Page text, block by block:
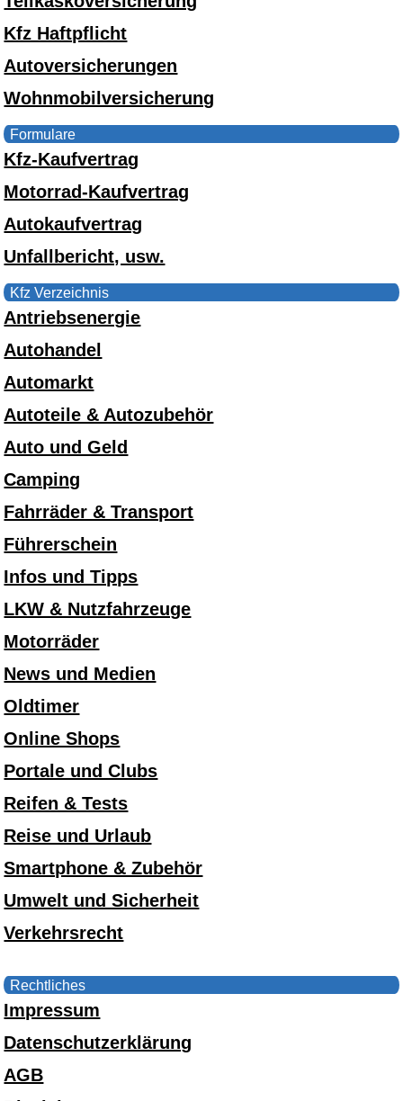
Kfz Haftpflicht
Autoversicherungen
Wohnmobilversicherung
Formulare
Kfz-Kaufvertrag
Motorrad-Kaufvertrag
Autokaufvertrag
Unfallbericht, usw.
Kfz Verzeichnis
Antriebsenergie
Autohandel
Automarkt
Autoteile & Autozubehör
Auto und Geld
Camping
Fahrräder & Transport
Führerschein
Infos und Tipps
LKW & Nutzfahrzeuge
Motorräder
News und Medien
Oldtimer
Online Shops
Portale und Clubs
Reifen & Tests
Reise und Urlaub
Smartphone & Zubehör
Umwelt und Sicherheit
Verkehrsrecht
Rechtliches
Impressum
Datenschutzerklärung
AGB